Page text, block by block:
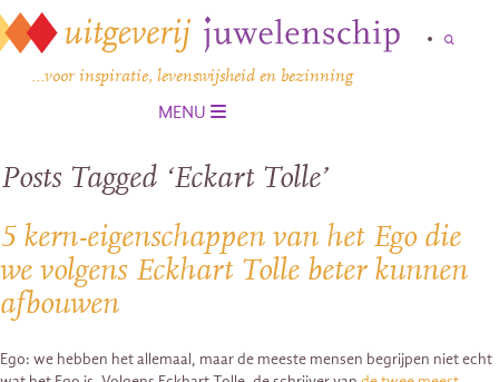
…voor inspiratie, levenswijsheid en bezinning
MENU
Posts Tagged ‘Eckart Tolle’
5 kern-eigenschappen van het Ego die
we volgens Eckhart Tolle beter kunnen
afbouwen
Ego: we hebben het allemaal, maar de meeste mensen begrijpen niet echt